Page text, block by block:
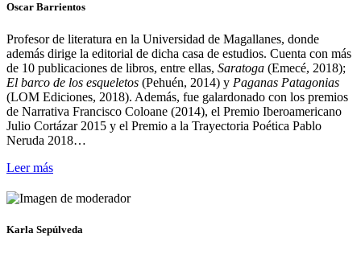
Oscar Barrientos
Profesor de literatura en la Universidad de Magallanes, donde
además dirige la editorial de dicha casa de estudios. Cuenta con más
de 10 publicaciones de libros, entre ellas, Saratoga (Emecé, 2018);
El barco de los esqueletos (Pehuén, 2014) y Paganas Patagonias
(LOM Ediciones, 2018). Además, fue galardonado con los premios
de Narrativa Francisco Coloane (2014), el Premio Iberoamericano
Julio Cortázar 2015 y el Premio a la Trayectoria Poética Pablo
Neruda 2018…
Leer más
Karla Sepúlveda